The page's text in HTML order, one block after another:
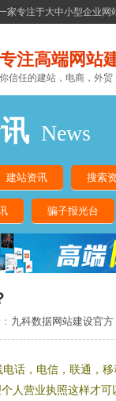
家专注于大中小型企业网
专注高端网站
你信任的建站，电商，外贸
News
建站资讯 搜索
骗子报光台
九科数据网站建设官方
电话，电信，联通，
人营业执照这样才可